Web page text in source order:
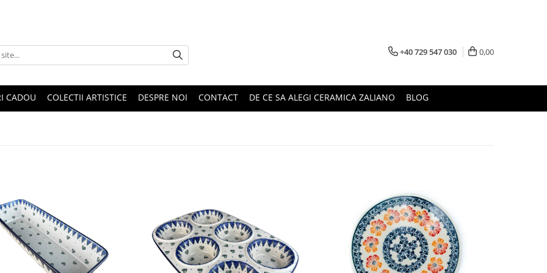
+40 729 547 030 0,00
CADOU COLECTII ARTISTICE DESPRE NOI CONTACT DE CE SA ALEGI CERAMICA ZALIANO BLOG